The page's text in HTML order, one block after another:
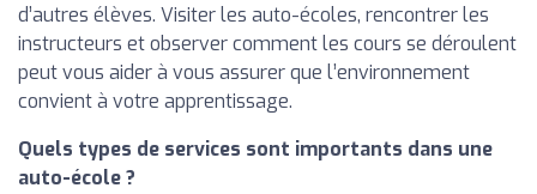
d’autres élèves. Visiter les auto-écoles, rencontrer les
instructeurs et observer comment les cours se déroulent
peut vous aider à vous assurer que l’environnement
convient à votre apprentissage.
Quels types de services sont importants dans une
auto-école ?